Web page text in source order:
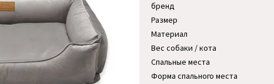
бренд
Размер
Материал
Вес собаки / кота
Спальные места
Форма спального места